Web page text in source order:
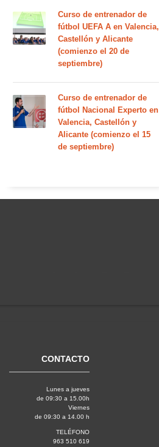
Curso de entrenador de
fútbol UEFA A en Valencia,
Castellón y Alicante
(comienzo el 20 de
septiembre)
Curso de entrenador de
fútbol Nacional Experto en
Valencia, Castellón y
Alicante (comienzo el 15
de septiembre)
CONTACTO
Lunes a jueves
de 09:30 a 15.00h
Viernes
de 09:30 a 14.00 h
TELÉFONO
963 510 619